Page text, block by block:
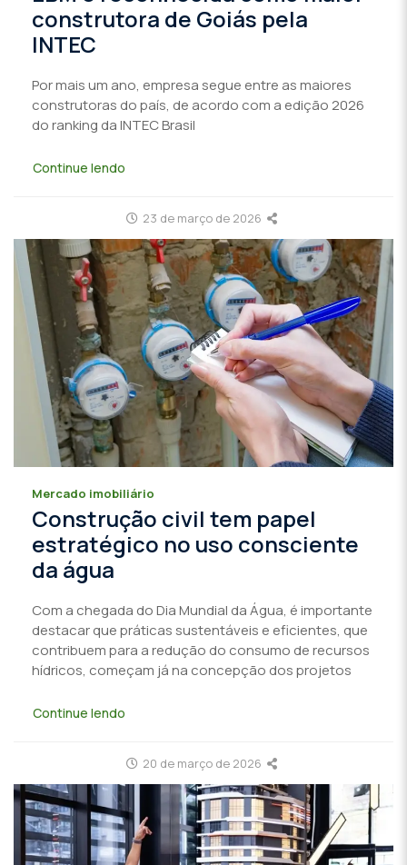
construtora de Goiás pela
INTEC
Por mais um ano, empresa segue entre as maiores
construtoras do país, de acordo com a edição 2026
do ranking da INTEC Brasil
Continue lendo
23 de março de 2026
Mercado imobiliário
Construção civil tem papel
estratégico no uso consciente
da água
Com a chegada do Dia Mundial da Água, é importante
destacar que práticas sustentáveis e eficientes, que
contribuem para a redução do consumo de recursos
hídricos, começam já na concepção dos projetos
Continue lendo
20 de março de 2026